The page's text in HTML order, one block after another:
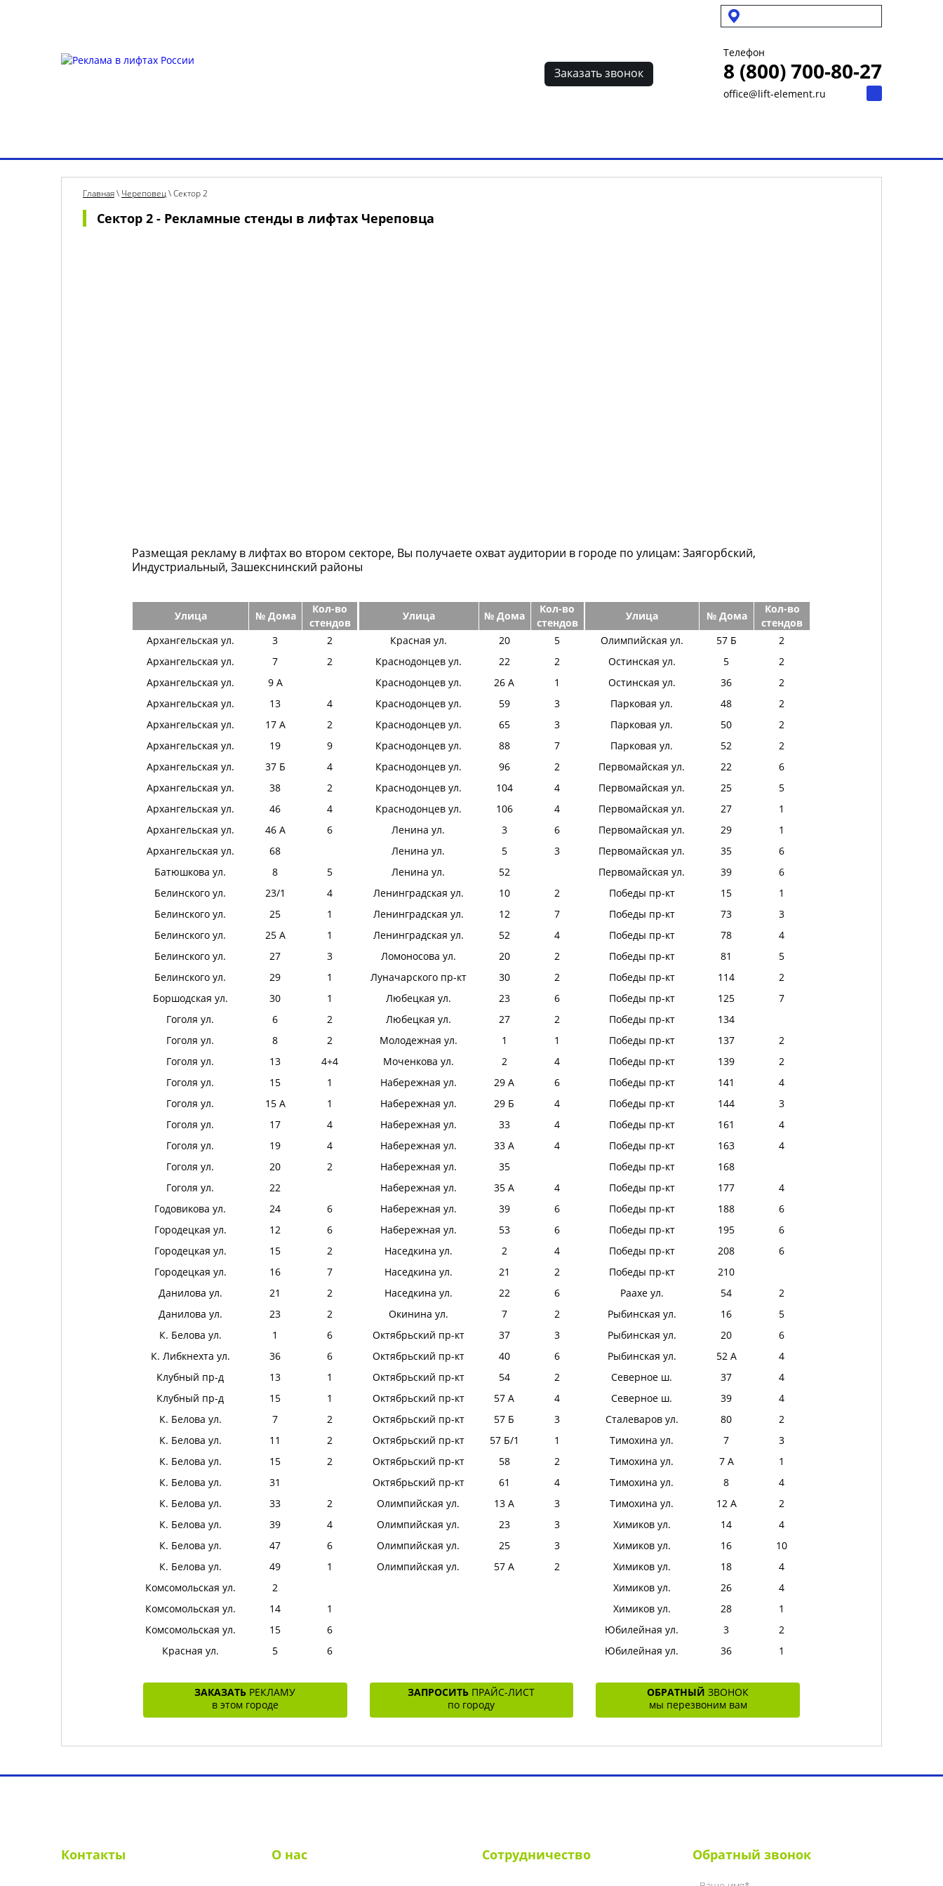
Телефон
8 (800) 700-80-27
office@lift-element.ru
Заказать звонок
Главная\ Череповец\Сектор 2
Сектор 2 - Рекламные стенды в лифтах Череповца
Размещая рекламу в лифтах во втором секторе, Вы получаете охват аудитории в городе по улицам: Заягорбский,
Индустриальный, Зашекснинский районы
Улица № Дома
Кол-во
стендов
Архангельская ул.
3
2
Архангельская ул.
7
2
Архангельская ул.
9 А
Архангельская ул.
13
4
Архангельская ул.
17 А
2
Архангельская ул.
19
9
Архангельская ул.
37 Б
4
Архангельская ул.
38
2
Архангельская ул.
46
4
Архангельская ул.
46 А
6
Архангельская ул.
68
Батюшкова ул.
8
5
Белинского ул.
23/1
4
Белинского ул.
25
1
Белинского ул.
25 А
1
Белинского ул.
27
3
Белинского ул.
29
1
Боршодская ул.
30
1
Гоголя ул.
6
2
Гоголя ул.
8
2
Гоголя ул.
13
4+4
Гоголя ул.
15
1
Гоголя ул.
15 А
1
Гоголя ул.
17
4
Гоголя ул.
19
4
Гоголя ул.
20
2
Гоголя ул.
22
Годовикова ул.
24
6
Городецкая ул.
12
6
Городецкая ул.
15
2
Городецкая ул.
16
7
Данилова ул.
21
2
Данилова ул.
23
2
К. Белова ул.
1
6
К. Либкнехта ул.
36
6
Клубный пр-д
13
1
Клубный пр-д
15
1
К. Белова ул.
7
2
К. Белова ул.
11
2
К. Белова ул.
15
2
К. Белова ул.
31
К. Белова ул.
33
2
К. Белова ул.
39
4
К. Белова ул.
47
6
К. Белова ул.
49
1
Комсомольская ул.
2
Комсомольская ул.
14
1
Комсомольская ул.
15
6
Красная ул.
5 6
Улица № Дома
Кол-во
стендов
Красная ул.
20
5
Краснодонцев ул.
22
2
Краснодонцев ул.
26 А
1
Краснодонцев ул.
59
3
Краснодонцев ул.
65
3
Краснодонцев ул.
88
7
Краснодонцев ул.
96
2
Краснодонцев ул.
104
4
Краснодонцев ул.
106
4
Ленина ул.
3
6
Ленина ул.
5
3
Ленина ул.
52
Ленинградская ул.
10
2
Ленинградская ул.
12
7
Ленинградская ул.
52
4
Ломоносова ул.
20
2
Луначарского пр-кт
30
2
Любецкая ул.
23
6
Любецкая ул.
27
2
Молодежная ул.
1
1
Моченкова ул.
2
4
Набережная ул.
29 А
6
Набережная ул.
29 Б
4
Набережная ул.
33
4
Набережная ул.
33 А
4
Набережная ул.
35
Набережная ул.
35 А
4
Набережная ул.
39
6
Набережная ул.
53
6
Наседкина ул.
2
4
Наседкина ул.
21
2
Наседкина ул.
22
6
Окинина ул.
7
2
Октябрьский пр-кт
37
3
Октябрьский пр-кт
40
6
Октябрьский пр-кт
54
2
Октябрьский пр-кт
57 А
4
Октябрьский пр-кт
57 Б
3
Октябрьский пр-кт
57 Б/1
1
Октябрьский пр-кт
58
2
Октябрьский пр-кт
61
4
Олимпийская ул.
13 А
3
Олимпийская ул.
23
3
Олимпийская ул.
25
3
Олимпийская ул.
57 А 2
Улица № Дома
Кол-во
стендов
Олимпийская ул.
57 Б
2
Остинская ул.
5
2
Остинская ул.
36
2
Парковая ул.
48
2
Парковая ул.
50
2
Парковая ул.
52
2
Первомайская ул.
22
6
Первомайская ул.
25
5
Первомайская ул.
27
1
Первомайская ул.
29
1
Первомайская ул.
35
6
Первомайская ул.
39
6
Победы пр-кт
15
1
Победы пр-кт
73
3
Победы пр-кт
78
4
Победы пр-кт
81
5
Победы пр-кт
114
2
Победы пр-кт
125
7
Победы пр-кт
134
Победы пр-кт
137
2
Победы пр-кт
139
2
Победы пр-кт
141
4
Победы пр-кт
144
3
Победы пр-кт
161
4
Победы пр-кт
163
4
Победы пр-кт
168
Победы пр-кт
177
4
Победы пр-кт
188
6
Победы пр-кт
195
6
Победы пр-кт
208
6
Победы пр-кт
210
Раахе ул.
54
2
Рыбинская ул.
16
5
Рыбинская ул.
20
6
Рыбинская ул.
52 А
4
Северное ш.
37
4
Северное ш.
39
4
Сталеваров ул.
80
2
Тимохина ул.
7
3
Тимохина ул.
7 А
1
Тимохина ул.
8
4
Тимохина ул.
12 А
2
Химиков ул.
14
4
Химиков ул.
16
10
Химиков ул.
18
4
Химиков ул.
26
4
Химиков ул.
28
1
Юбилейная ул.
3
2
Юбилейная ул.
36 1
ЗАКАЗАТЬ РЕКЛАМУ
в этом городе
ЗАПРОСИТЬ ПРАЙС-ЛИСТ
по городу
ОБРАТНЫЙ ЗВОНОК
мы перезвоним вам
Контакты О нас Сотрудничество Обратный звонок